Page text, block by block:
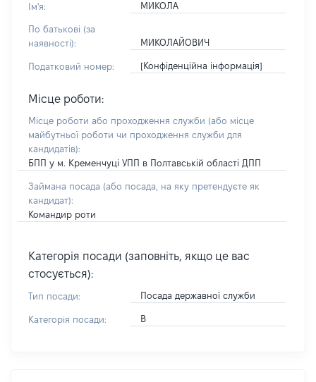
Ім'я: МИКОЛА
По батькові (за
наявності):
МИКОЛАЙОВИЧ
Податковий номер: [Конфіденційна інформація]
Місце роботи:
Місце роботи або проходження служби (або місце
майбутньої роботи чи проходження служби для
кандидатів):
БПП у м. Кременчуці УПП в Полтавській області ДПП
Займана посада (або посада, на яку претендуєте як
кандидат):
Командир роти
Категорія посади (заповніть, якщо це вас
стосується):
Тип посади: Посада державної служби
Категорія посади: В